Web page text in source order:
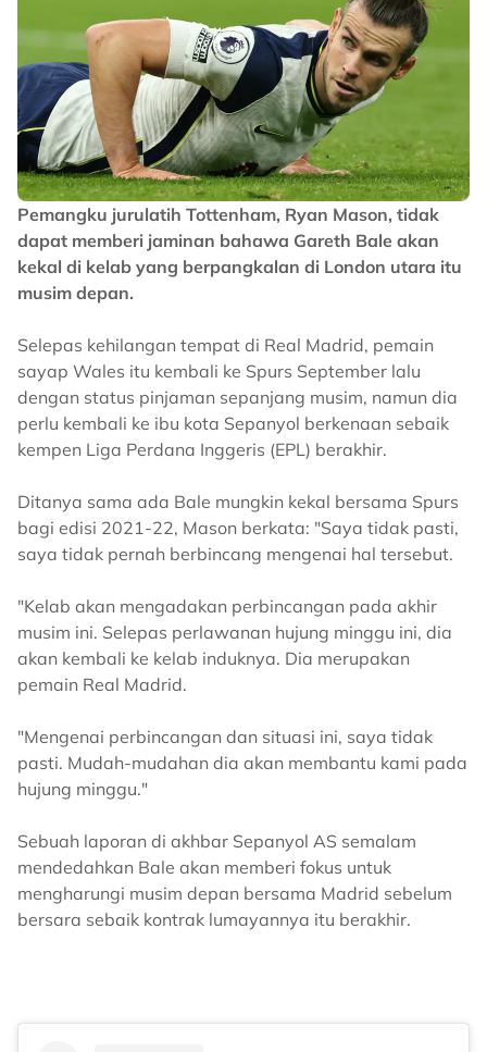
Pemangku jurulatih Tottenham, Ryan Mason, tidak
dapat memberi jaminan bahawa Gareth Bale akan
kekal di kelab yang berpangkalan di London utara itu
musim depan.
Selepas kehilangan tempat di Real Madrid, pemain
sayap Wales itu kembali ke Spurs September lalu
dengan status pinjaman sepanjang musim, namun dia
perlu kembali ke ibu kota Sepanyol berkenaan sebaik
kempen Liga Perdana Inggeris (EPL) berakhir.
Ditanya sama ada Bale mungkin kekal bersama Spurs
bagi edisi 2021-22, Mason berkata: "Saya tidak pasti,
saya tidak pernah berbincang mengenai hal tersebut.
"Kelab akan mengadakan perbincangan pada akhir
musim ini. Selepas perlawanan hujung minggu ini, dia
akan kembali ke kelab induknya. Dia merupakan
pemain Real Madrid.
"Mengenai perbincangan dan situasi ini, saya tidak
pasti. Mudah-mudahan dia akan membantu kami pada
hujung minggu."
Sebuah laporan di akhbar Sepanyol AS semalam
mendedahkan Bale akan memberi fokus untuk
mengharungi musim depan bersama Madrid sebelum
bersara sebaik kontrak lumayannya itu berakhir.